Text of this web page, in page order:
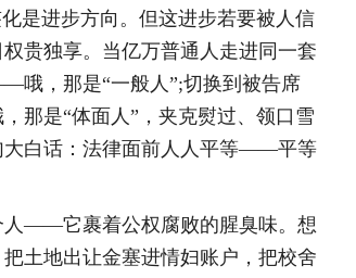
是进步方向。但这进步若要被人信
贵独享。当亿万普通人走进同一套
哦，那是“一般人”;切换到被告席
那是“体面人”，夹克熨过、领口雪
大白话：法律面前人人平等——平等
人——它裹着公权腐败的腥臭味。想
土地出让金塞进情妇账户，把校舍